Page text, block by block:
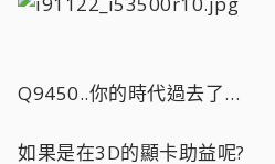
Q9450..你的時代過去了…
如果是在3D的顯卡助益呢?